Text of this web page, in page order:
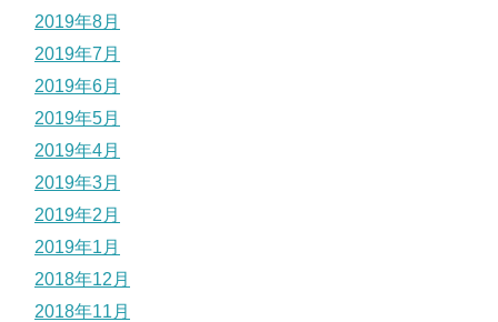
2019年8月
2019年7月
2019年6月
2019年5月
2019年4月
2019年3月
2019年2月
2019年1月
2018年12月
2018年11月